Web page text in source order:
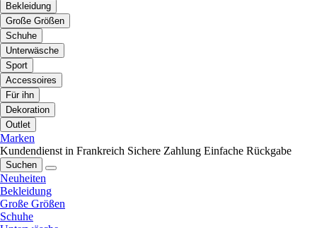
Bekleidung
Große Größen
Schuhe
Unterwäsche
Sport
Accessoires
Für ihn
Dekoration
Outlet
Marken
Kundendienst in Frankreich Sichere Zahlung Einfache Rückgabe
Suchen
Neuheiten
Bekleidung
Große Größen
Schuhe